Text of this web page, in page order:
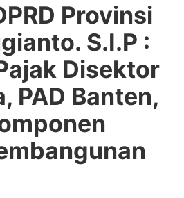
Provinsi
S.I.P :
Disektor
PAD Banten,